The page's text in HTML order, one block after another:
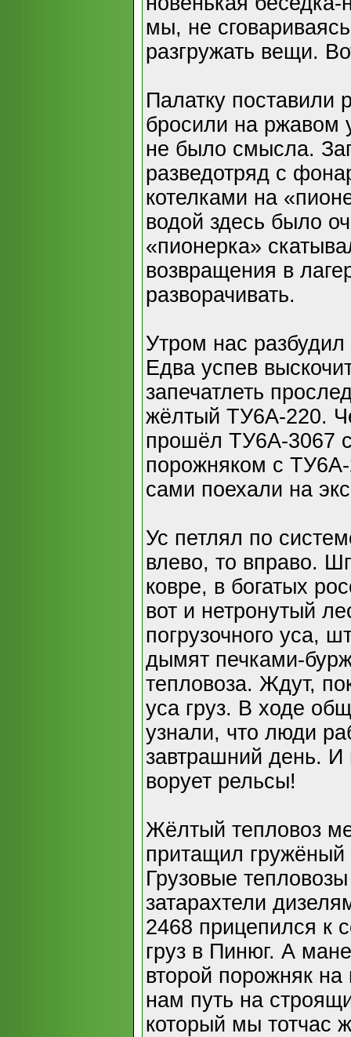
мы, не
разгружать вещи.
Палатку поставили
бросили на ржавом
не было смысла.
разведотряд с
котелками на
водой здесь было
«пионерка»
возвращения в
разворачивать.
Утром нас
Едва успев
запечатлеть
жёлтый ТУ6А-220.
прошёл ТУ6А-3067
порожняком с
сами поехали на
Ус петлял по
влево, то вправо.
ковре, в богатых
вот и нетронутый
погрузочного уса,
дымят печками-
тепловоза. Ждут,
уса груз. В ходе
узнали, что люди
завтрашний день. И
ворует рельсы!
Жёлтый тепловоз
притащил гружёный
Грузовые тепловозы
затарахтели
2468 прицепился к
груз в Пинюг. А
второй порожняк на
нам путь на
который мы тотчас